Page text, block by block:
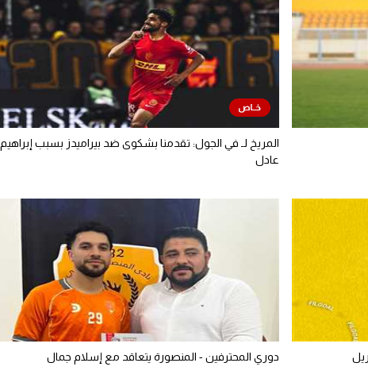
المريخ لـ في الجول: تقدمنا بشكوى ضد بيراميدز بسبب إبراهيم
عادل
دوري المحترفين - المنصورة يتعاقد مع إسلام جمال